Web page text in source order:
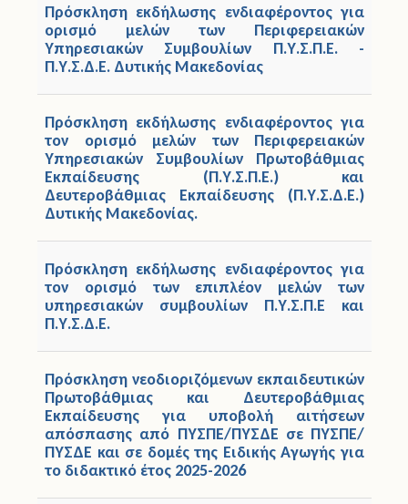
Πρόσκληση εκδήλωσης ενδιαφέροντος για
ορισμό μελών των Περιφερειακών
Υπηρεσιακών Συμβουλίων Π.Υ.Σ.Π.Ε. -
Π.Υ.Σ.Δ.Ε. Δυτικής Μακεδονίας
Πρόσκληση εκδήλωσης ενδιαφέροντος για
τον ορισμό μελών των Περιφερειακών
Υπηρεσιακών Συμβουλίων Πρωτοβάθμιας
Εκπαίδευσης (Π.Υ.Σ.Π.Ε.) και
Δευτεροβάθμιας Εκπαίδευσης (Π.Υ.Σ.Δ.Ε.)
Δυτικής Μακεδονίας.
Πρόσκληση εκδήλωσης ενδιαφέροντος για
τον ορισμό των επιπλέον μελών των
υπηρεσιακών συμβουλίων Π.Υ.Σ.Π.Ε και
Π.Υ.Σ.Δ.Ε.
Πρόσκληση νεοδιοριζόμενων εκπαιδευτικών
Πρωτοβάθμιας και Δευτεροβάθμιας
Εκπαίδευσης για υποβολή αιτήσεων
απόσπασης από ΠΥΣΠΕ/ΠΥΣΔΕ σε ΠΥΣΠΕ/
ΠΥΣΔΕ και σε δομές της Ειδικής Αγωγής για
το διδακτικό έτος 2025-2026